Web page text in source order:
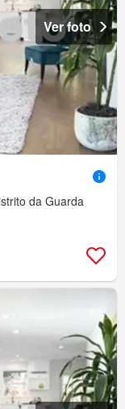
Ver foto
da Guarda